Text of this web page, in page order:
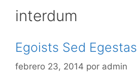
interdum
Egoists Sed Egestas
febrero 23, 2014 por admin